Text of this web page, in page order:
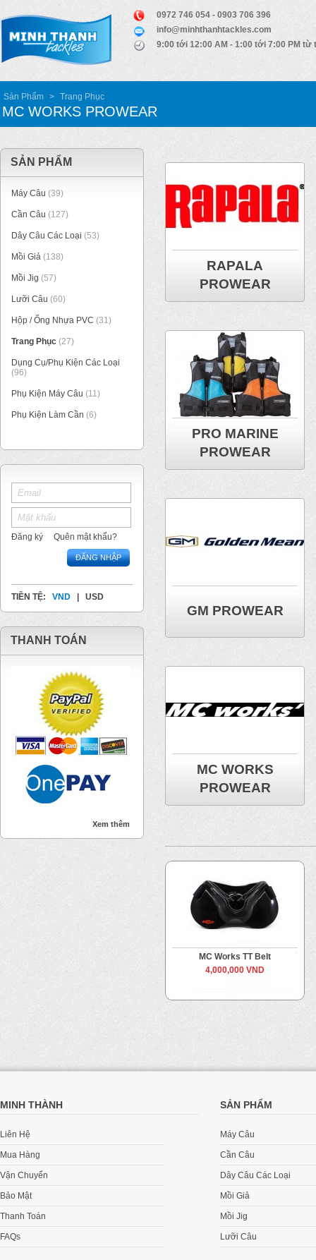
0972 746 054 - 0903 706 396
info@minhthanhtackles.com
9:00 tới 12:00 AM - 1:00 tới 7:00 PM từ
Sản Phẩm > Trang Phục
MC WORKS PROWEAR
SẢN PHẨM
Máy Câu (39)
Cần Câu (127)
Dây Câu Các Loại (53)
Mồi Giả (138)
Mồi Jig (57)
Lưỡi Câu (60)
Hộp / Ống Nhựa PVC (31)
Trang Phục (27)
Dụng Cụ/Phụ Kiện Các Loại
(96)
Phụ Kiện Máy Câu (11)
Phụ Kiện Làm Cần (6)
Đăng ký Quên mật khẩu?
ĐĂNG NHẬP
TIỀN TỆ: VND USD
THANH TOÁN
Xem thêm
RAPALA
PROWEAR
PRO MARINE
PROWEAR
GM PROWEAR
MC WORKS
PROWEAR
MC Works TT Belt
4,000,000 VND
MINH THÀNH
Liên Hệ
Mua Hàng
Vận Chuyển
Bảo Mật
Thanh Toán
FAQs
SẢN PHẨM
Máy Câu
Cần Câu
Dây Câu Các Loại
Mồi Giả
Mồi Jig
Lưỡi Câu